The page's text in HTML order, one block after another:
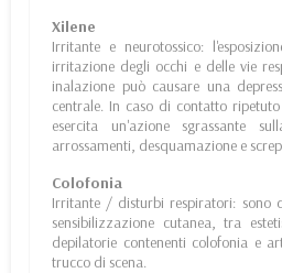
Xilene
Irritante e neurotossico:
irritazione degli occhi e delle vie
inalazione può causare una
centrale. In caso di contatto
esercita un'azione sgrassante
arrossamenti, desquamazione e
Colofonia
Irritante / disturbi respiratori: sono
sensibilizzazione cutanea, tra
depilatorie contenenti colofonia e
trucco di scena.